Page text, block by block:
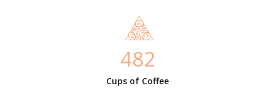
482
Cups of Coffee